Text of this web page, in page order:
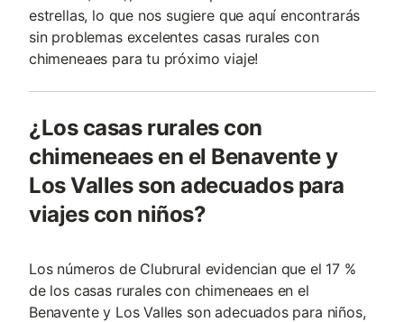
estrellas, lo que nos sugiere que aquí encontrarás
sin problemas excelentes casas rurales con
chimeneaes para tu próximo viaje!
¿Los casas rurales con
chimeneaes en el Benavente y
Los Valles son adecuados para
viajes con niños?
Los números de Clubrural evidencian que el 17 %
de los casas rurales con chimeneaes en el
Benavente y Los Valles son adecuados para niños,